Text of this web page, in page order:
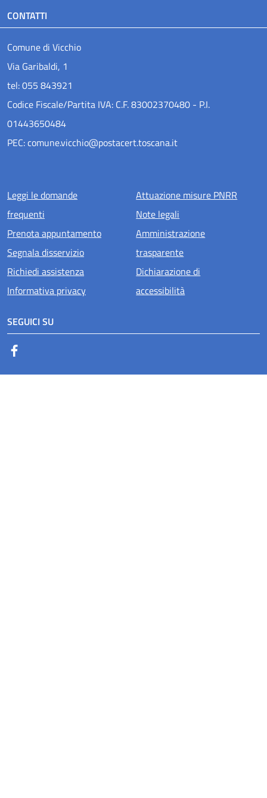
CONTATTI
Comune di Vicchio
Via Garibaldi, 1
tel: 055 843921
Codice Fiscale/Partita IVA: C.F. 83002370480 - P.I.
01443650484
PEC: comune.vicchio@postacert.toscana.it
Menu piè di pagina
Leggi le domande
frequenti
Prenota appuntamento
Segnala disservizio
Richiedi assistenza
Informativa privacy
Attuazione misure PNRR
Note legali
Amministrazione
trasparente
Dichiarazione di
accessibilità
SEGUICI SU